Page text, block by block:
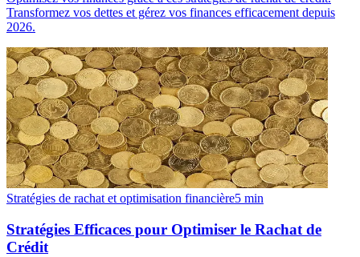
Transformez vos dettes et gérez vos finances efficacement depuis
2026.
Stratégies de rachat et optimisation financière5 min
Stratégies Efficaces pour Optimiser le Rachat de
Crédit